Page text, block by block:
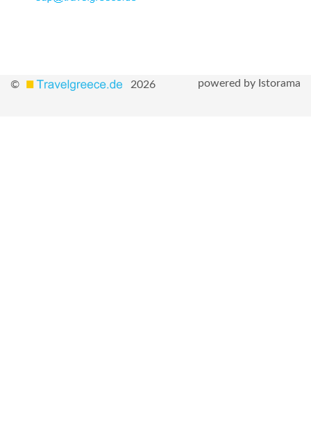
© 2026 powered by Istorama